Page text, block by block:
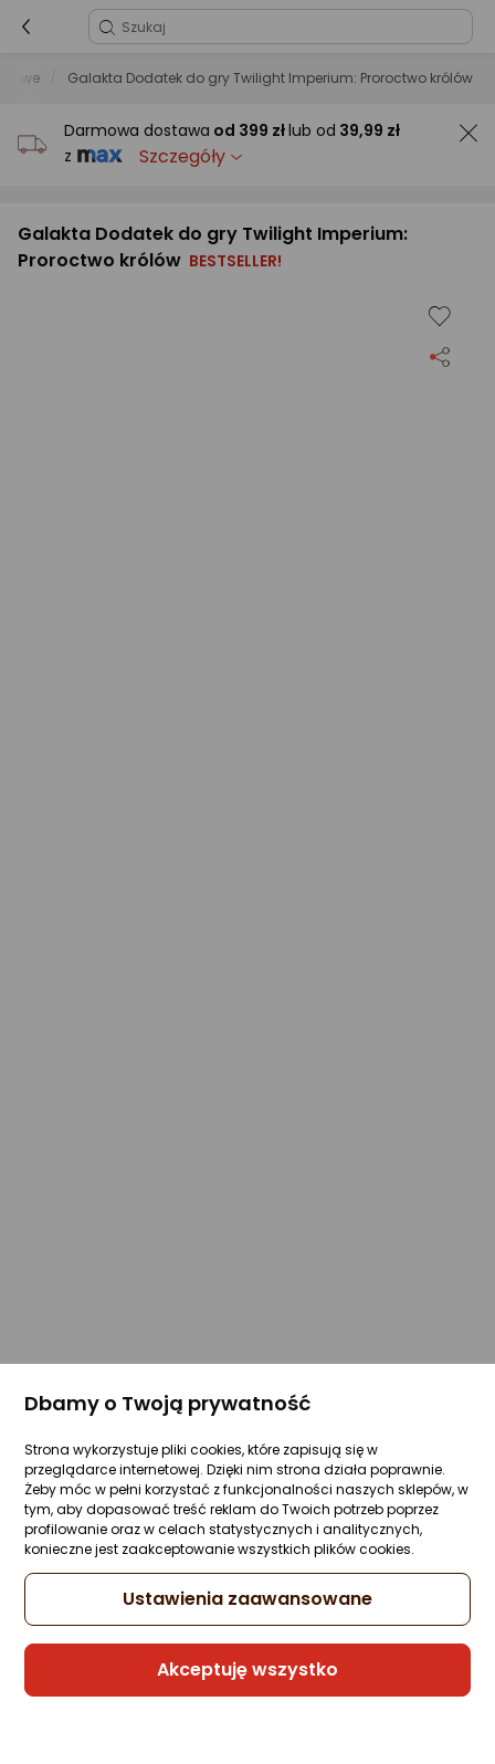
Galakta Dodatek do gry Twilight Imperium: Proroctwo królów
Darmowa dostawa od 399 złlub od 39,99 zł
z
Szczegóły
Galakta Dodatek do gry Twilight Imperium:
Proroctwo królów BESTSELLER!
Dbamy o Twoją prywatność
Strona wykorzystuje pliki cookies, które zapisują się w
przeglądarce internetowej. Dzięki nim strona działa poprawnie.
Żeby móc w pełni korzystać z funkcjonalności naszych sklepów, w
tym, aby dopasować treść reklam do Twoich potrzeb poprzez
profilowanie oraz w celach statystycznych i analitycznych,
konieczne jest zaakceptowanie wszystkich plików cookies.
Ustawienia zaawansowane
Akceptuję wszystko